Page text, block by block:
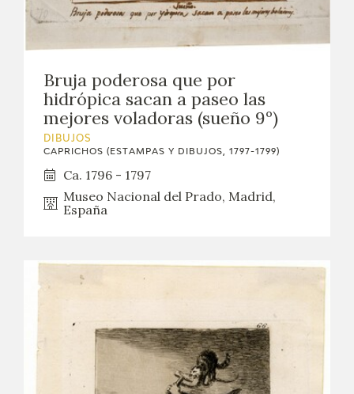
Bruja poderosa que por
hidrópica sacan a paseo las
mejores voladoras (sueño 9º)
DIBUJOS
CAPRICHOS (ESTAMPAS Y DIBUJOS, 1797-1799)
Ca. 1796 - 1797
Museo Nacional del Prado, Madrid,
España